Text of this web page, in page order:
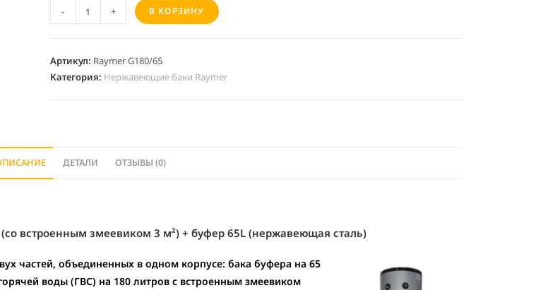
- + В КОРЗИНУ
A
r
Артикул: Raymer G180/65
Категория: Нержавеющие баки Raymer
ДЕТАЛИ ОТЗЫВЫ (0)
встроенным змеевиком 3 м²) + буфер 65L (нержавеющая сталь)
частей, объединенных в одном корпусе: бака буфера на 65
воды (ГВС) на 180 литров с встроенным змеевиком